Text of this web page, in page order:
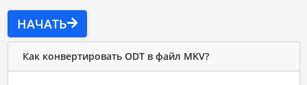
НАЧАТЬ
Как конвертировать ODT в файл MKV?